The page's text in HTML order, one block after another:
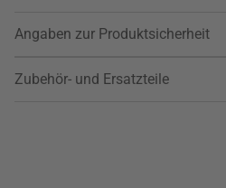
Angaben zur Produktsicherheit
Zubehör- und Ersatzteile